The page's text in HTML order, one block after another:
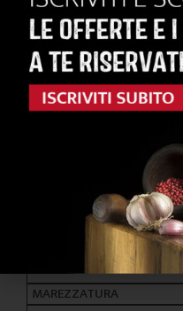
RAZZE PRINCIPALI
HOLSTEIN - SIMMENTAL
ALIMENTAZIONE
NOTE ORGANOLETTICHE
Morbido e delicato
MAREZZATURA